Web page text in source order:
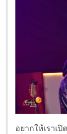
อยากให้เราเ